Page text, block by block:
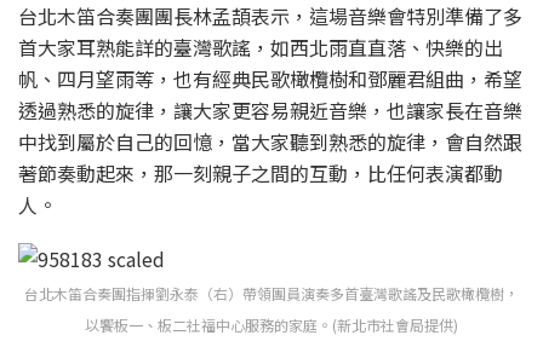
台北木笛合奏團團長林孟頡表示，這場音樂會特別準備了多
首大家耳熟能詳的臺灣歌謠，如西北雨直直落、快樂的出
帆、四月望雨等，也有經典民歌橄欖樹和鄧麗君組曲，希望
透過熟悉的旋律，讓大家更容易親近音樂，也讓家長在音樂
中找到屬於自己的回憶，當大家聽到熟悉的旋律，會自然跟
著節奏動起來，那一刻親子之間的互動，比任何表演都動
人。
台北木笛合奏團指揮劉永泰（右）帶領團員演奏多首臺灣歌謠及民歌橄欖樹，
以饗板一、板二社福中心服務的家庭。(新北市社會局提供)